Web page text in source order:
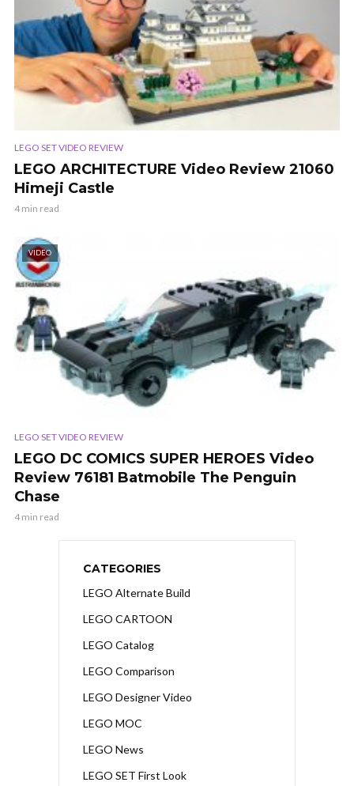
LEGO SET VIDEO REVIEW
LEGO ARCHITECTURE Video Review 21060
Himeji Castle
4 min read
VIDEO
LEGO SET VIDEO REVIEW
LEGO DC COMICS SUPER HEROES Video
Review 76181 Batmobile The Penguin
Chase
4 min read
CATEGORIES
LEGO Alternate Build
LEGO CARTOON
LEGO Catalog
LEGO Comparison
LEGO Designer Video
LEGO MOC
LEGO News
LEGO SET First Look